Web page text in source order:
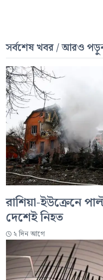
সর্বশেষ খবর / আরও
রাশিয়া-ইউক্রেনে
দেশেই নিহত
২ দিন আগে